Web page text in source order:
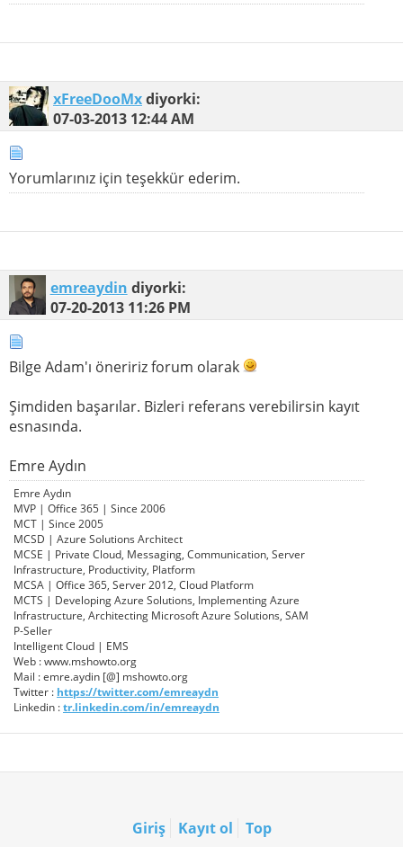
xFreeDooMxdiyorki:
07-03-2013 12:44 AM
Yorumlarınız için teşekkür ederim.
emreaydin diyorki:
07-20-2013 11:26 PM
Bilge Adam'ı öneririz forum olarak
Şimdiden başarılar. Bizleri referans verebilirsin kayıt
esnasında.
Emre Aydın
Emre Aydın
MVP | Office 365 | Since 2006
MCT | Since 2005
MCSD | Azure Solutions Architect
MCSE | Private Cloud, Messaging, Communication, Server
Infrastructure, Productivity, Platform
MCSA | Office 365, Server 2012, Cloud Platform
MCTS | Developing Azure Solutions, Implementing Azure
Infrastructure, Architecting Microsoft Azure Solutions, SAM
P-Seller
Intelligent Cloud | EMS
Web : www.mshowto.org
Mail : emre.aydin [@] mshowto.org
Twitter : https://twitter.com/emreaydn
Linkedin :tr.linkedin.com/in/emreaydn
Giriş Kayıt ol Top